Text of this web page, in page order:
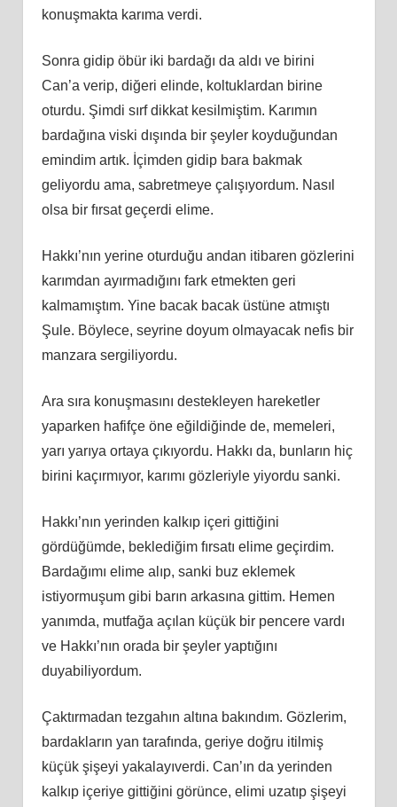
konuşmakta karıma verdi.
Sonra gidip öbür iki bardağı da aldı ve birini
Can’a verip, diğeri elinde, koltuklardan birine
oturdu. Şimdi sırf dikkat kesilmiştim. Karımın
bardağına viski dışında bir şeyler koyduğundan
emindim artık. İçimden gidip bara bakmak
geliyordu ama, sabretmeye çalışıyordum. Nasıl
olsa bir fırsat geçerdi elime.
Hakkı’nın yerine oturduğu andan itibaren gözlerini
karımdan ayırmadığını fark etmekten geri
kalmamıştım. Yine bacak bacak üstüne atmıştı
Şule. Böylece, seyrine doyum olmayacak nefis bir
manzara sergiliyordu.
Ara sıra konuşmasını destekleyen hareketler
yaparken hafifçe öne eğildiğinde de, memeleri,
yarı yarıya ortaya çıkıyordu. Hakkı da, bunların hiç
birini kaçırmıyor, karımı gözleriyle yiyordu sanki.
Hakkı’nın yerinden kalkıp içeri gittiğini
gördüğümde, beklediğim fırsatı elime geçirdim.
Bardağımı elime alıp, sanki buz eklemek
istiyormuşum gibi barın arkasına gittim. Hemen
yanımda, mutfağa açılan küçük bir pencere vardı
ve Hakkı’nın orada bir şeyler yaptığını
duyabiliyordum.
Çaktırmadan tezgahın altına bakındım. Gözlerim,
bardakların yan tarafında, geriye doğru itilmiş
küçük şişeyi yakalayıverdi. Can’ın da yerinden
kalkıp içeriye gittiğini görünce, elimi uzatıp şişeyi